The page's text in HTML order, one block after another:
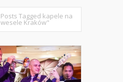
Posts Tagged kapele na
wesele Kraków"